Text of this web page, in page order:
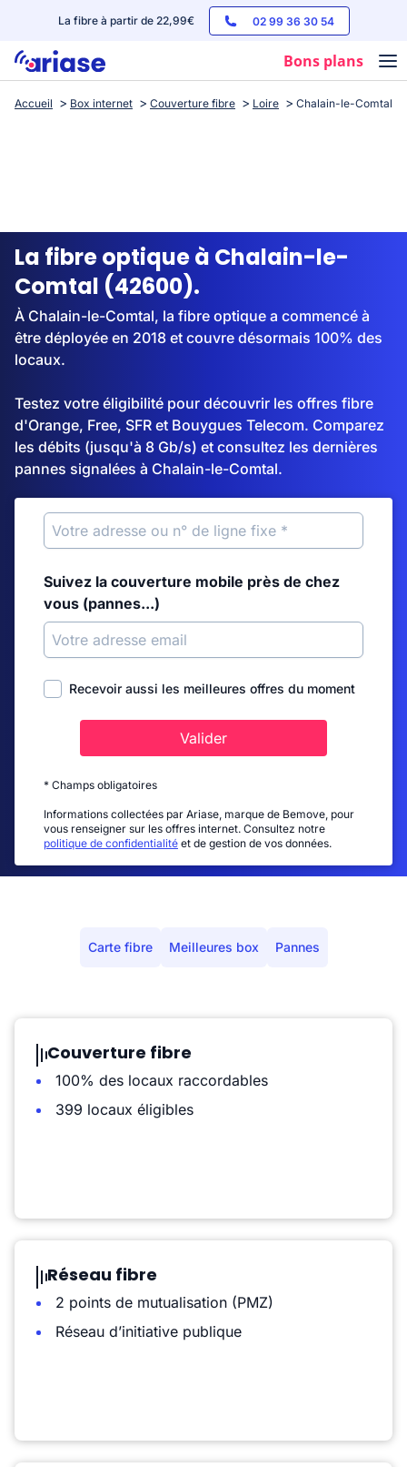
La fibre à partir de 22,99€ 02 99 36 30 54
Bons plans
Box internet
Streaming
Accueil Box internet Couverture fibre Loire Chalain-le-Comtal
La fibre optique à Chalain-le-
Comtal (42600).
À Chalain-le-Comtal, la fibre optique a commencé à
être déployée en 2018 et couvre désormais 100% des
locaux.
Testez votre éligibilité pour découvrir les offres fibre
d'Orange, Free, SFR et Bouygues Telecom. Comparez
les débits (jusqu'à 8 Gb/s) et consultez les dernières
pannes signalées à Chalain-le-Comtal.
Suivez la couverture mobile près de chez
vous (pannes...)
Recevoir aussi les meilleures offres du moment
Valider
* Champs obligatoires
Informations collectées par Ariase, marque de Bemove, pour
vous renseigner sur les offres internet. Consultez notre
politique de confidentialité et de gestion de vos données.
Carte fibre Meilleures box Pannes
Couverture fibre
100% des locaux raccordables
399 locaux éligibles
Réseau fibre
2 points de mutualisation (PMZ)
Réseau d’initiative publique